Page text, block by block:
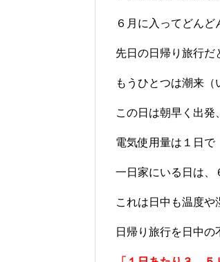
６月に入ってどんど
先日の日帰り旅行だ
もうひとつは潮来（
この日は朝早く出
電気使用量は１日で
一日家にいる日は、
これは日中も温度や
日帰り旅行を日中